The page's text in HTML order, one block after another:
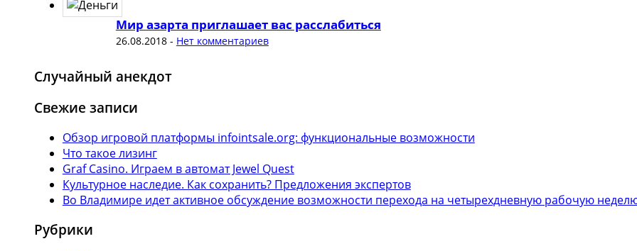
Мир азарта приглашает вас расслабиться
26.08.2018- Нет комментариев
Случайный анекдот
Свежие записи
Обзор игровой платформы infointsale.org: функциональные возможности
Что такое лизинг
Graf Casino. Играем в автомат Jewel Quest
Культурное наследие. Как сохранить? Предложения экспертов
Во Владимире идет активное обсуждение возможности перехода на четырехдневную рабочую
Рубрики